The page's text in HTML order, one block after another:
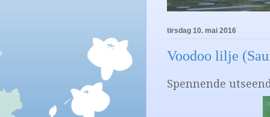
tirsdag 10. mai 2016
Voodoo lilje
Spennende